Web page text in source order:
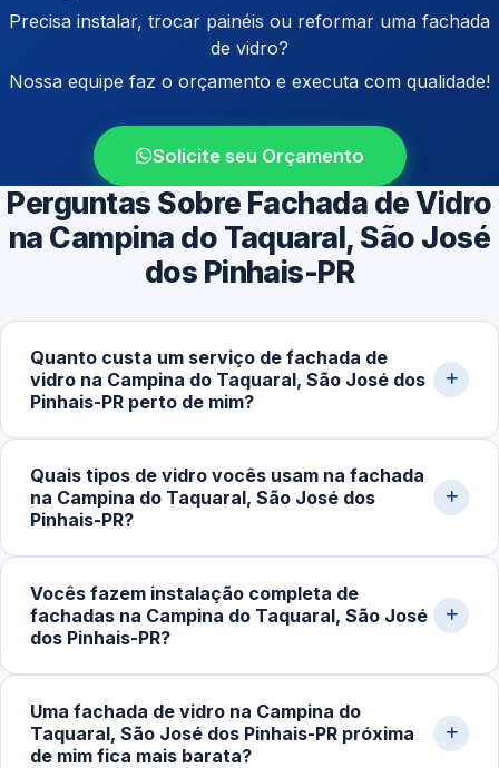
Precisa instalar, trocar painéis ou reformar uma fachada
de vidro?
Nossa equipe faz o orçamento e executa com qualidade!
Solicite seu Orçamento
Perguntas Sobre Fachada de Vidro
na Campina do Taquaral, São José
dos Pinhais-PR
Quanto custa um serviço de fachada de
vidro na Campina do Taquaral, São José dos
Pinhais-PR perto de mim?
metragem da área e a complexidade do projeto. Os
custos costumam ficar entre R$300,00 e R$1.200,00,
Quais tipos de vidro vocês usam na fachada
na Campina do Taquaral, São José dos
Pinhais-PR?
refletivo e laminado, em espessuras de 8mm, 10mm e
12mm, combinados com perfis estruturais de alumínio
Vocês fazem instalação completa de
fachadas na Campina do Taquaral, São José
dos Pinhais-PR?
fachada envidraçada, incluindo estruturas comerciais e
residenciais, com perfis estruturais, vidro temperado e
Uma fachada de vidro na Campina do
Taquaral, São José dos Pinhais-PR próxima
de mim fica mais barata?